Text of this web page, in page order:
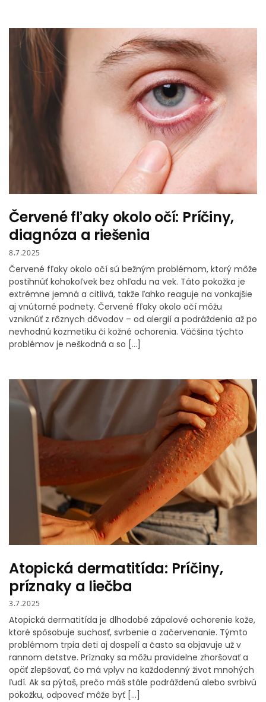
Červené fľaky okolo očí: Príčiny,
diagnóza a riešenia
8.7.2025
Červené fľaky okolo očí sú bežným problémom, ktorý môže
postihnúť kohokoľvek bez ohľadu na vek. Táto pokožka je
extrémne jemná a citlivá, takže ľahko reaguje na vonkajšie
aj vnútorné podnety. Červené fľaky okolo očí môžu
vzniknúť z rôznych dôvodov – od alergií a podráždenia až po
nevhodnú kozmetiku či kožné ochorenia. Väčšina týchto
problémov je neškodná a so […]
Atopická dermatitída: Príčiny,
príznaky a liečba
3.7.2025
Atopická dermatitída je dlhodobé zápalové ochorenie kože,
ktoré spôsobuje suchosť, svrbenie a začervenanie. Týmto
problémom trpia deti aj dospelí a často sa objavuje už v
rannom detstve. Príznaky sa môžu pravidelne zhoršovať a
opäť zlepšovať, čo má vplyv na každodenný život mnohých
ľudí. Ak sa pýtaš, prečo máš stále podráždenú alebo svrbivú
pokožku, odpoveď môže byť […]